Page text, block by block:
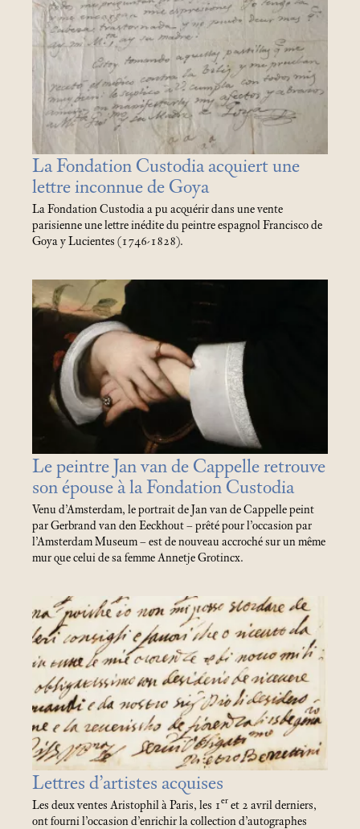
La Fondation Custodia acquiert une
lettre inconnue de Goya
La Fondation Custodia a pu acquérir dans une vente
parisienne une lettre inédite du peintre espagnol Francisco de
Goya y Lucientes (1746-1828).
Le peintre Jan van de Cappelle retrouve
son épouse à la Fondation Custodia
Venu d’Amsterdam, le portrait de Jan van de Cappelle peint
par Gerbrand van den Eeckhout – prêté pour l’occasion par
l’Amsterdam Museum – est de nouveau accroché sur un même
mur que celui de sa femme Annetje Grotincx.
Lettres d’artistes acquises
Les deux ventes Aristophil à Paris, les 1er et 2 avril derniers,
ont fourni l’occasion d’enrichir la collection d’autographes